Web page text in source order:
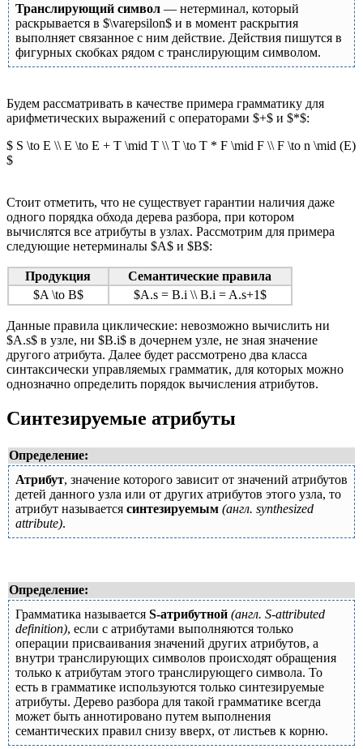
Транслирующий символ — нетерминал, который
раскрывается в $\varepsilon$ и в момент раскрытия
выполняет связанное с ним действие. Действия пишутся в
фигурных скобках рядом с транслирующим символом.
Будем рассматривать в качестве примера грамматику для
арифметических выражений с операторами $+$ и $*$:
$ S \to E \\ E \to E + T \mid T \\ T \to T * F \mid F \\ F \to n \mid (E)
$
Стоит отметить, что не существует гарантии наличия даже
одного порядка обхода дерева разбора, при котором
вычислятся все атрибуты в узлах. Рассмотрим для примера
следующие нетерминалы $A$ и $B$:
Продукция
Семантические правила
$A \to B$
$A.s = B.i \\ B.i = A.s+1$
Данные правила циклические: невозможно вычислить ни
$A.s$ в узле, ни $B.i$ в дочернем узле, не зная значение
другого атрибута. Далее будет рассмотрено два класса
синтаксически управляемых грамматик, для которых можно
однозначно определить порядок вычисления атрибутов.
Синтезируемые атрибуты
Определение:
Атрибут, значение которого зависит от значений атрибутов
детей данного узла или от других атрибутов этого узла, то
атрибут называется синтезируемым (англ. synthesized
attribute).
Определение:
Грамматика называется S-атрибутной (англ. S-attributed
definition), если с атрибутами выполняются только
операции присваивания значений других атрибутов, а
внутри транслирующих символов происходят обращения
только к атрибутам этого транслирующего символа. То
есть в грамматике используются только синтезируемые
атрибуты. Дерево разбора для такой грамматике всегда
может быть аннотировано путем выполнения
семантических правил снизу вверх, от листьев к корню.